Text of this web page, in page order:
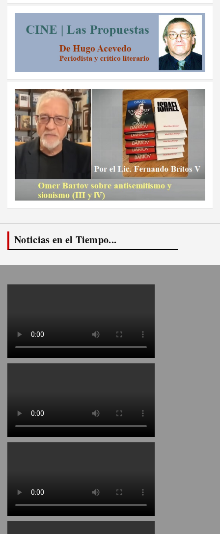
Noticias en el Tiempo...